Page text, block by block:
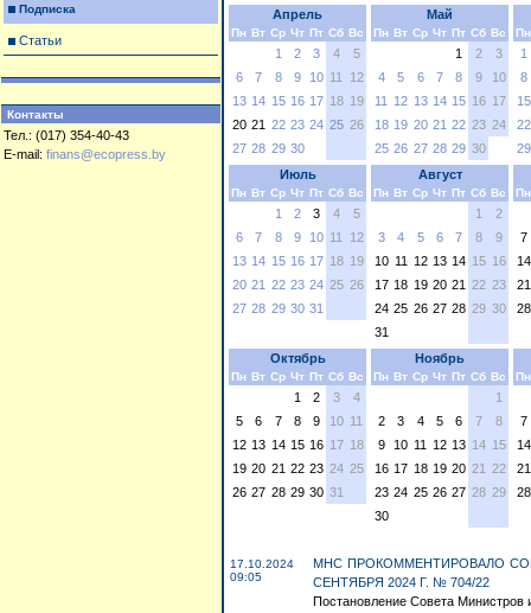
Подписка
Статьи
Контакты
Тел.: (017) 354-40-43
E-mail: finans@ecopress.by
Апрель
Пн Вт Ср Чт Пт Сб Вс
1 2 3 4
5
6
7 8 9 10 11
12
13 14 15 16 17 18 19
20 21 22 23 24 25 26
27 28 29 30
Май
Пн Вт Ср Чт Пт Сб Вс
1 2
3
4
5 6 7 8 9
10
11
12 13 14 15 16 17
18 19 20 21 22 23 24
25 26 27 28 29 30
Пн
1
8
15
22
29
Июль
Пн Вт Ср Чт Пт Сб Вс
1 2 3 4
5
6
7 8 9 10 11
12
13 14 15 16 17 18 19
20 21 22 23 24 25 26
27 28 29 30 31
Август
Пн Вт Ср Чт Пт Сб Вс
1
2
3
4 5 6 7 8
9
10 11 12 13 14 15 16
17 18 19 20 21 22 23
24 25 26 27 28 29 30
31
Пн
7
14
21
28
Октябрь
Пн Вт Ср Чт Пт Сб Вс
1 2 3
4
5
6 7 8 9 10 11
12 13 14 15 16 17 18
19 20 21 22 23 24 25
26 27 28 29 30 31
Ноябрь
Пн Вт Ср Чт Пт Сб Вс
1
2
3 4 5 6 7
8
9
10 11 12 13 14 15
16 17 18 19 20 21 22
23 24 25 26 27 28 29
30
Пн
7
14
21
28
17.10.2024
09:05
МНС ПРОКОММЕНТИРОВАЛО
СЕНТЯБРЯ 2024 Г. № 704/22
Постановление Совета Министров